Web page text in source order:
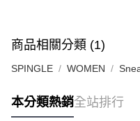
付款後全家取貨
每筆NT$60
商品相關分類 (1)
SPINGLE WOMEN
本分類熱銷全站排行